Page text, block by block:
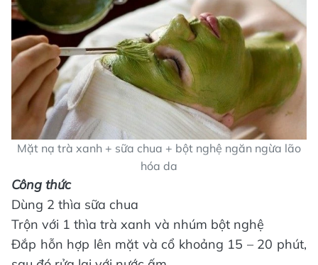
Mặt nạ trà xanh + sữa chua + bột nghệ ngăn ngừa lão
hóa da
Công thức
Dùng 2 thìa sữa chua
Trộn với 1 thìa trà xanh và nhúm bột nghệ
Đắp hỗn hợp lên mặt và cổ khoảng 15 – 20 phút,